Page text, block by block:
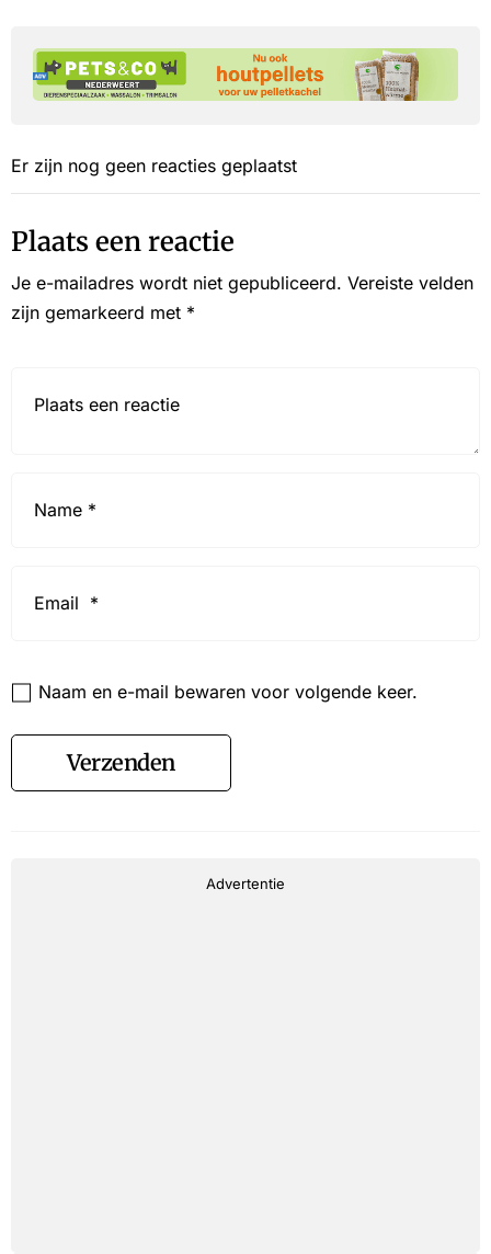
Er zijn nog geen reacties geplaatst
Plaats een reactie
Je e-mailadres wordt niet gepubliceerd. Vereiste velden
zijn gemarkeerd met *
Naam en e-mail bewaren voor volgende keer.
Verzenden
Advertentie